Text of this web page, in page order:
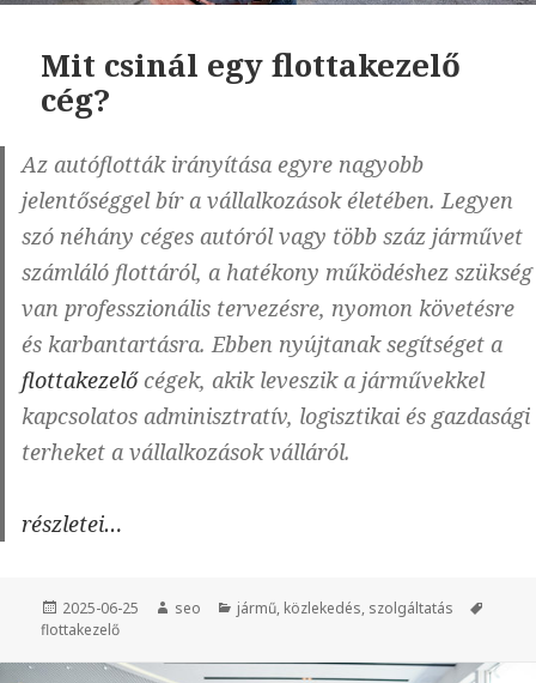
Mit csinál egy flottakezelő
cég?
Az autóflották irányítása egyre nagyobb
jelentőséggel bír a vállalkozások életében. Legyen
szó néhány céges autóról vagy több száz járművet
számláló flottáról, a hatékony működéshez szükség
van professzionális tervezésre, nyomon követésre
és karbantartásra. Ebben nyújtanak segítséget a
flottakezelőcégek, akik leveszik a járművekkel
kapcsolatos adminisztratív, logisztikai és gazdasági
terheket a vállalkozások válláról.
Mit
egy
flottakezelő
cég?
részletei…
Közzétéve
2025-06-25 Szerző
seo Kategória
jármű, közlekedés, szolgáltatás
flottakezelő